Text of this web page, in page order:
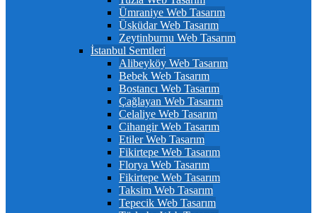
Ümraniye Web Tasarım
Üsküdar Web Tasarım
Zeytinburnu Web Tasarım
İstanbul Semtleri
Alibeyköy Web Tasarım
Bebek Web Tasarım
Bostancı Web Tasarım
Çağlayan Web Tasarım
Celaliye Web Tasarım
Cihangir Web Tasarım
Etiler Web Tasarım
Fikirtepe Web Tasarım
Florya Web Tasarım
Fikirtepe Web Tasarım
Taksim Web Tasarım
Tepecik Web Tasarım